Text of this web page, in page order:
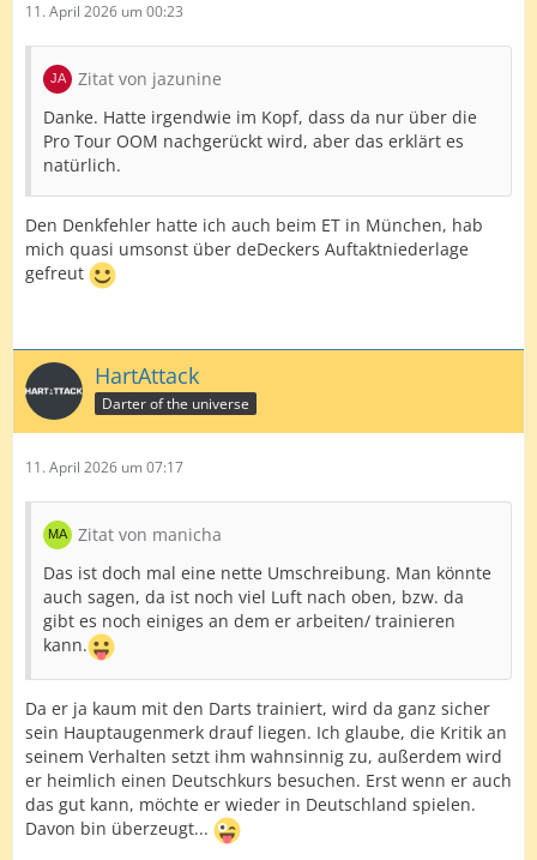
11. April 2026 um 00:23
Zitat von jazunine
Danke. Hatte irgendwie im Kopf, dass da nur über die
Pro Tour OOM nachgerückt wird, aber das erklärt es
natürlich.
Den Denkfehler hatte ich auch beim ET in München, hab
mich quasi umsonst über deDeckers Auftaktniederlage
gefreut
HartAttack
Darter of the universe
11. April 2026 um 07:17
Zitat von manicha
Das ist doch mal eine nette Umschreibung. Man könnte
auch sagen, da ist noch viel Luft nach oben, bzw. da
gibt es noch einiges an dem er arbeiten/ trainieren
kann.
Da er ja kaum mit den Darts trainiert, wird da ganz sicher
sein Hauptaugenmerk drauf liegen. Ich glaube, die Kritik an
seinem Verhalten setzt ihm wahnsinnig zu, außerdem wird
er heimlich einen Deutschkurs besuchen. Erst wenn er auch
das gut kann, möchte er wieder in Deutschland spielen.
Davon bin überzeugt...